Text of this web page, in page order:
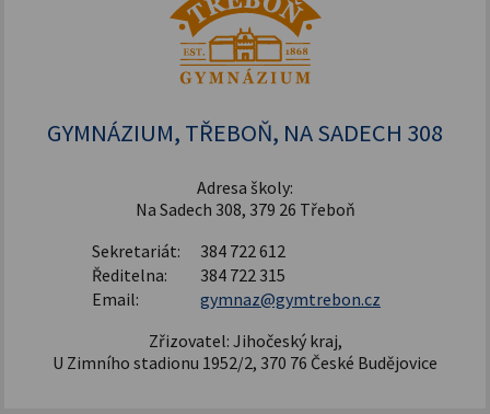
GYMNÁZIUM, TŘEBOŇ, NA SADECH 308
Adresa školy:
Na Sadech 308, 379 26 Třeboň
Sekretariát:
384 722 612
Ředitelna:
384 722 315
Email:
gymnaz@gymtrebon.cz
Zřizovatel: Jihočeský kraj,
U Zimního stadionu 1952/2, 370 76 České Budějovice